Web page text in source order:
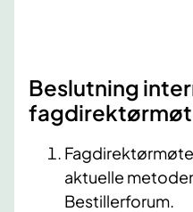
Beslutning
aktuelle
Bestillerforum.